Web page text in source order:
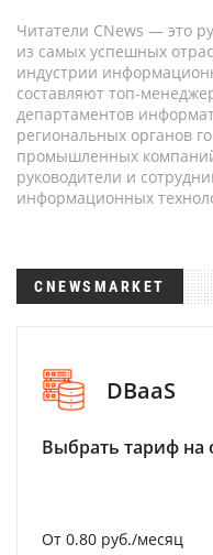
Читатели CNews — это
из самых успешных
индустрии
составляют топ-
департаментов
региональных органов
промышленных
руководители и
информационных
CNEWSMARKET
DBaaS
Выбрать тариф на
От 0.80 руб./месяц